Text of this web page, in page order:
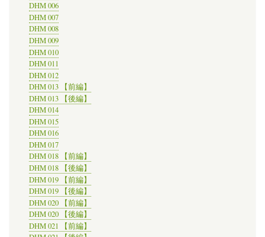
の
DHM 006
DHM 007
DHM 008
DHM 009
DHM 010
DHM 011
DHM 012
DHM 013 【前編】
DHM 013 【後編】
DHM 014
DHM 015
DHM 016
DHM 017
DHM 018 【前編】
DHM 018 【後編】
DHM 019 【前編】
DHM 019 【後編】
DHM 020 【前編】
DHM 020 【後編】
DHM 021 【前編】